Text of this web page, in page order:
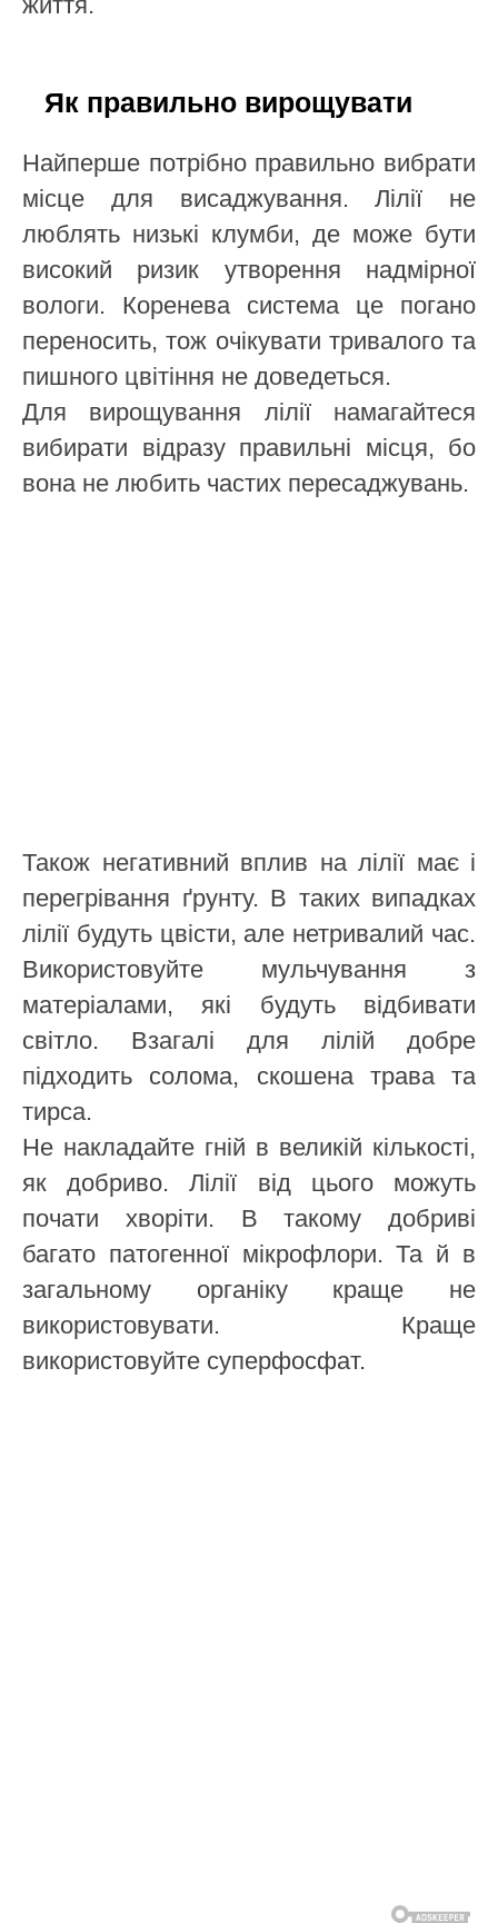
Як правильно вирощувати
Найперше потрібно правильно вибрати
місце для висаджування. Лілії не
люблять низькі клумби, де може бути
високий ризик утворення надмірної
вологи. Коренева система це погано
переносить, тож очікувати тривалого та
пишного цвітіння не доведеться.
Для вирощування лілії намагайтеся
вибирати відразу правильні місця, бо
вона не любить частих пересаджувань.
Також негативний вплив на лілії має і
перегрівання ґрунту. В таких випадках
лілії будуть цвісти, але нетривалий час.
Використовуйте мульчування з
матеріалами, які будуть відбивати
світло. Взагалі для лілій добре
підходить солома, скошена трава та
тирса.
Не накладайте гній в великій кількості,
як добриво. Лілії від цього можуть
почати хворіти. В такому добриві
багато патогенної мікрофлори. Та й в
загальному органіку краще не
використовувати. Краще
використовуйте суперфосфат.